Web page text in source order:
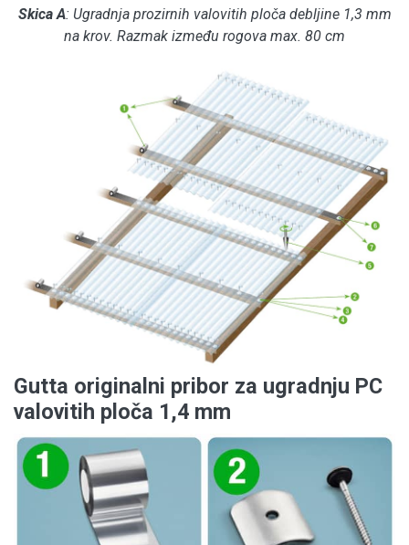
Skica A: Ugradnja prozirnih valovitih ploča debljine 1,3 mm
na krov. Razmak između rogova max. 80 cm
Gutta originalni pribor za ugradnju PC
valovitih ploča 1,4 mm